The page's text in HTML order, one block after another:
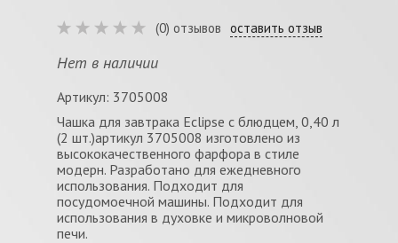
(0) отзывов оставить отзыв
Нет в наличии
Артикул: 3705008
Чашка для завтрака Eclipse с блюдцем, 0,40 л
(2 шт.)артикул 3705008 изготовлено из
высококачественного фарфора в стиле
модерн. Разработано для ежедневного
использования. Подходит для
посудомоечной машины. Подходит для
использования в духовке и микроволновой
печи.